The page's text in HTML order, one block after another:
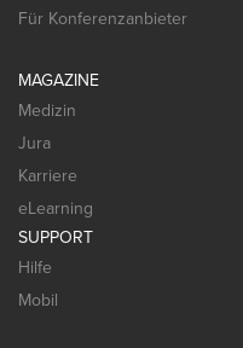
Für Konferenzanbieter
MAGAZINE
Medizin
Jura
Karriere
eLearning
SUPPORT
Hilfe
Mobil